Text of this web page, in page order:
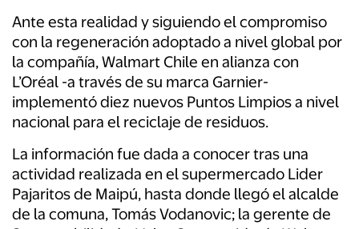
Ante esta realidad y siguiendo el compromiso
con la regeneración adoptado a nivel global por
la compañía, Walmart Chile en alianza con
L’Oréal -a través de su marca Garnier-
implementó diez nuevos Puntos Limpios a nivel
nacional para el reciclaje de residuos.
La información fue dada a conocer tras una
actividad realizada en el supermercado Lider
Pajaritos de Maipú, hasta donde llegó el alcalde
de la comuna, Tomás Vodanovic; la gerente de